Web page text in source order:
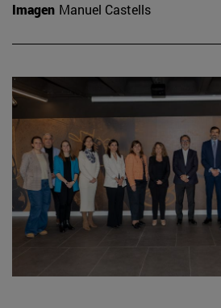
Imagen Manuel Castells